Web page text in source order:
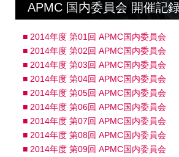
APMC 国内委員会 開催記
■ 2014年度 第01回 APMC国内委員会
■ 2014年度 第02回 APMC国内委員会
■ 2014年度 第03回 APMC国内委員会
■ 2014年度 第04回 APMC国内委員会
■ 2014年度 第05回 APMC国内委員会
■ 2014年度 第06回 APMC国内委員会
■ 2014年度 第07回 APMC国内委員会
■ 2014年度 第08回 APMC国内委員会
■ 2014年度 第09回 APMC国内委員会